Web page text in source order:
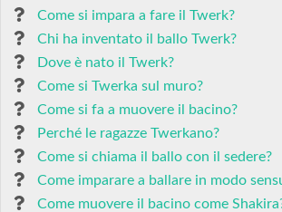
Come si impara a fare il Twerk?
Chi ha inventato il ballo Twerk?
Dove è nato il Twerk?
Come si Twerka sul muro?
Come si fa a muovere il bacino?
Perché le ragazze Twerkano?
Come si chiama il ballo con il sedere?
Come imparare a ballare in modo
Come muovere il bacino come